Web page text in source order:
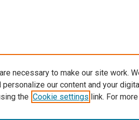
necessary to make our site work.
personalize our content and your
the Cookie settings link. For